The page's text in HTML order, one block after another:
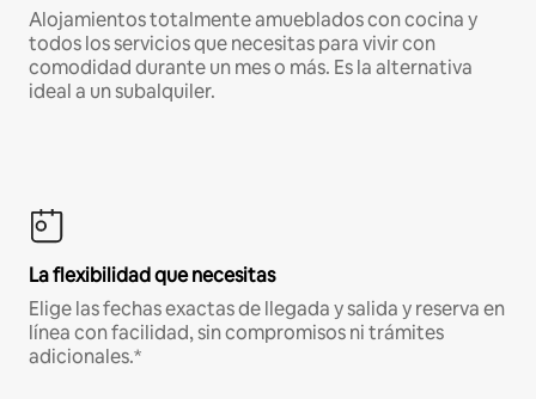
Alojamientos totalmente amueblados con cocina y
todos los servicios que necesitas para vivir con
comodidad durante un mes o más. Es la alternativa
ideal a un subalquiler.
La flexibilidad que necesitas
Elige las fechas exactas de llegada y salida y reserva en
línea con facilidad, sin compromisos ni trámites
adicionales.*